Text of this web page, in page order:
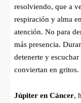
resolviendo, que a
respiración y alma
atención. No para
más presencia.
detenerte y
conviertan en gritos.
Júpiter en Cáncer,